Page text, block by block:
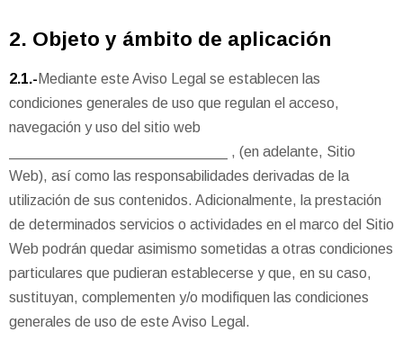
2. Objeto y ámbito de aplicación
2.1.- Mediante este Aviso Legal se establecen las
condiciones generales de uso que regulan el acceso,
navegación y uso del sitio web
___________________________ , (en adelante, Sitio
Web), así como las responsabilidades derivadas de la
utilización de sus contenidos. Adicionalmente, la prestación
de determinados servicios o actividades en el marco del Sitio
Web podrán quedar asimismo sometidas a otras condiciones
particulares que pudieran establecerse y que, en su caso,
sustituyan, complementen y/o modifiquen las condiciones
generales de uso de este Aviso Legal.